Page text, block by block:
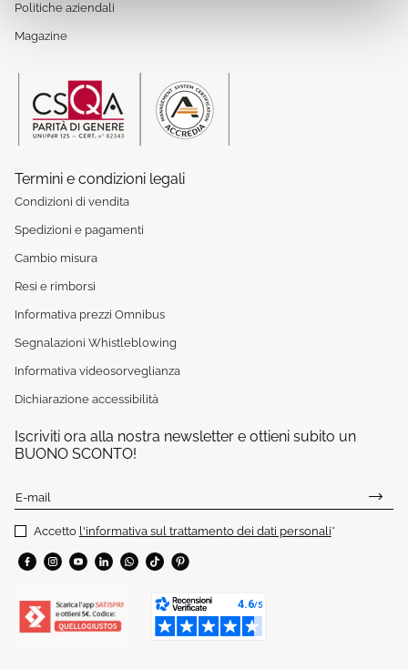
Politiche aziendali
Magazine
Termini e condizioni legali
Condizioni di vendita
Spedizioni e pagamenti
Cambio misura
Resi e rimborsi
Informativa prezzi Omnibus
Segnalazioni Whistleblowing
Informativa videosorveglianza
Dichiarazione accessibilità
Iscriviti ora alla nostra newsletter e ottieni subito un
BUONO SCONTO!
E-mail
Accetto l'informativa sul trattamento dei dati personali*